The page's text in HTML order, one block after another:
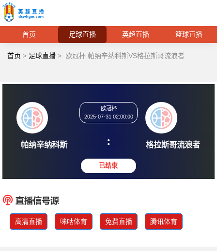
首页 足球直播 英超直播 篮球直播
首页 > 足球直播 > 欧冠杯 帕纳辛纳科斯VS格拉斯哥流浪者
帕纳辛纳科斯
2025-07-31 02:00:00
: 格拉斯
高清直播 咪咕体育 免费直播 腾讯体育